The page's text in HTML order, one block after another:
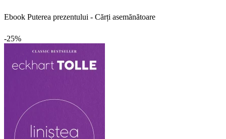
Ebook Puterea prezentului - Cărți asemănătoare
-25%